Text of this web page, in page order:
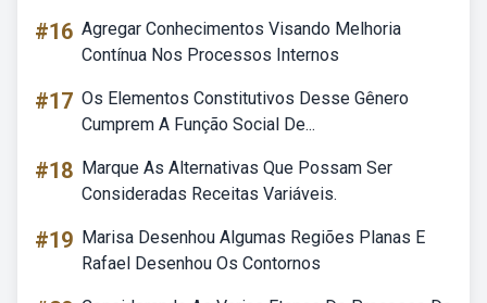
#16 Agregar Conhecimentos Visando Melhoria
Contínua Nos Processos Internos
#17 Os Elementos Constitutivos Desse Gênero
Cumprem A Função Social De...
#18 Marque As Alternativas Que Possam Ser
Consideradas Receitas Variáveis.
#19 Marisa Desenhou Algumas Regiões Planas E
Rafael Desenhou Os Contornos